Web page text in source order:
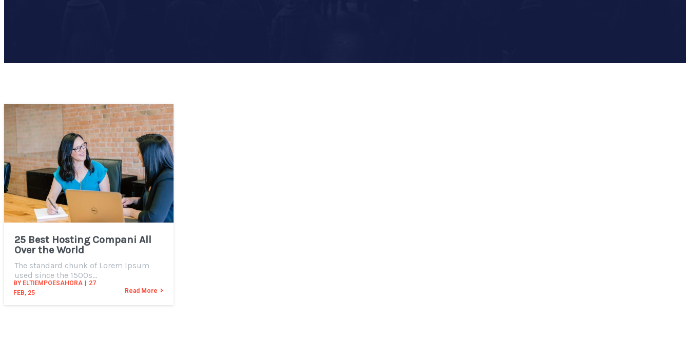
25 Best Hosting Compani All
Over the World
BY ELTIEMPOESAHORA | 27
FEB, 25
The standard chunk of Lorem Ipsum
used since the 1500s…
Read More